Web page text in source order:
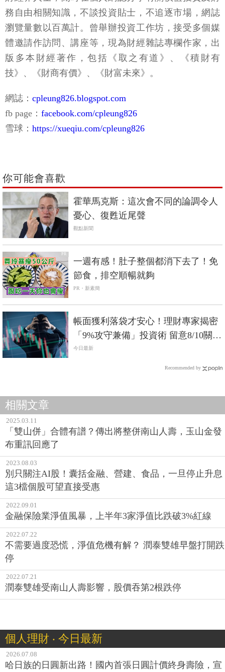
務自由相關知識，不談投資貼士，不追逐市場，網誌
瀏覽量數以百萬計。曾舉辦投資工作坊，接受多個媒
體邀請作訪問、講座等，現為財經雜誌專欄作家，出
版多本財經著作，包括《取之有道》、《積財有
技》、《財商有價》、《財富未來》。
網誌： cpleung826.blogspot.com
fb page： facebook.com/cpleung826
雪球： https://xueqiu.com/cpleung826
你可能會喜歡
霍華馬克斯：這次會不同的論調令人
憂心、復甦近尾聲
觀點新聞
PR
一週有感！肚子整個都消下去了！免
節食，排空順暢就夠
PR・新素簡
帳面獲利落袋才安心！理財專家揭密
「9%攻守兼備」投資術 留意8/10關鍵
日
今日最新
Recommended by
相關文章
2025.03.11
「雙山併」合體有譜？傳出將整併南山人壽，玉山金發
布重訊回應了
2023.08.03
別只關注AI股！囊括金融、營建、食品，一旦停止升息
這3檔個股可望直接受惠
2022.09.01
金融保險業淨值風暴，上半年3家淨值比跌破3%紅線
2022.07.22
不需要過度恐慌，淨值危機有解？ 潤泰雙雄早盤打開跌
停
2022.07.21
潤泰雙雄受南山人壽影響，股價吞第2根跌停
個人理財 ‧ 今日最新
2026.07.08
哈日族的日圓新出路！國內首張日圓計價終身壽險，宣